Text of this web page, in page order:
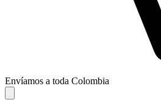
Envíamos a toda Colombia